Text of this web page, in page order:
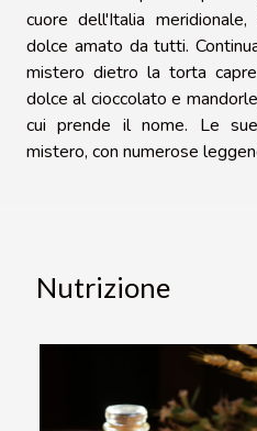
cuore dell'Italia
dolce amato da tutti.
mistero dietro la torta
dolce al cioccolato e
cui prende il nome. Le
mistero, con numerose
Nutrizione